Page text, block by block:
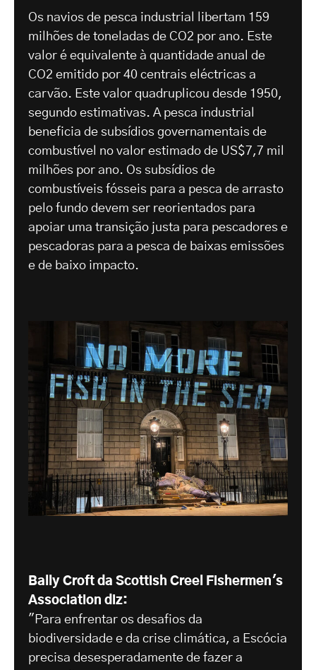
Os navios de pesca industrial libertam 159
milhões de toneladas de CO2 por ano. Este
valor é equivalente à quantidade anual de
CO2 emitido por 40 centrais eléctricas a
carvão. Este valor quadruplicou desde 1950,
segundo estimativas. A pesca industrial
beneficia de subsídios governamentais de
combustível no valor estimado de US$7,7 mil
milhões por ano. Os subsídios de
combustíveis fósseis para a pesca de arrasto
pelo fundo devem ser reorientados para
apoiar uma transição justa para pescadores e
pescadoras para a pesca de baixas emissões
e de baixo impacto.
Bally Croft da Scottish Creel Fishermen's
Association diz:
"Para enfrentar os desafios da
biodiversidade e da crise climática, a Escócia
precisa desesperadamente de fazer a